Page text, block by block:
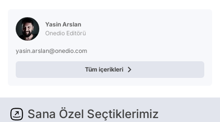
Yasin Arslan
Onedio Editörü
yasin.arslan@onedio.com
Tüm içerikleri
Sana Özel Seçtiklerimiz